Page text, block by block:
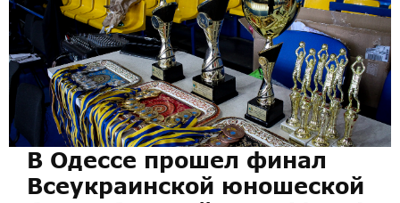
В Одессе прошел финал
Всеукраинской юношеской